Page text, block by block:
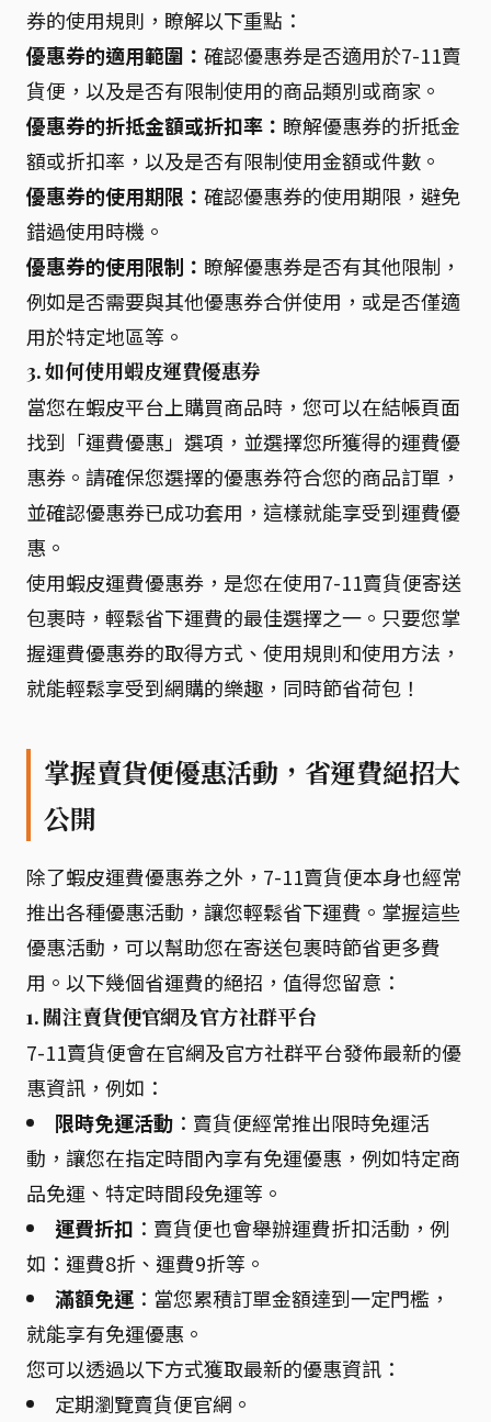
券的使用規則，瞭解以下重點：
優惠券的適用範圍： 確認優惠券是否適用於7-11賣
貨便，以及是否有限制使用的商品類別或商家。
優惠券的折抵金額或折扣率： 瞭解優惠券的折抵金
額或折扣率，以及是否有限制使用金額或件數。
優惠券的使用期限： 確認優惠券的使用期限，避免
錯過使用時機。
優惠券的使用限制： 瞭解優惠券是否有其他限制，
例如是否需要與其他優惠券合併使用，或是否僅適
用於特定地區等。
3. 如何使用蝦皮運費優惠券
當您在蝦皮平台上購買商品時，您可以在結帳頁面
找到「運費優惠」選項，並選擇您所獲得的運費優
惠券。請確保您選擇的優惠券符合您的商品訂單，
並確認優惠券已成功套用，這樣就能享受到運費優
惠。
使用蝦皮運費優惠券，是您在使用7-11賣貨便寄送
包裹時，輕鬆省下運費的最佳選擇之一。只要您掌
握運費優惠券的取得方式、使用規則和使用方法，
就能輕鬆享受到網購的樂趣，同時節省荷包！
掌握賣貨便優惠活動，省運費絕招大
公開
除了蝦皮運費優惠券之外，7-11賣貨便本身也經常
推出各種優惠活動，讓您輕鬆省下運費。掌握這些
優惠活動，可以幫助您在寄送包裹時節省更多費
用。以下幾個省運費的絕招，值得您留意：
1. 關注賣貨便官網及官方社群平台
7-11賣貨便會在官網及官方社群平台發佈最新的優
惠資訊，例如：
限時免運活動 ：賣貨便經常推出限時免運活
動，讓您在指定時間內享有免運優惠，例如特定商
品免運、特定時間段免運等。
運費折扣 ：賣貨便也會舉辦運費折扣活動，例
如：運費8折、運費9折等。
滿額免運 ：當您累積訂單金額達到一定門檻，
就能享有免運優惠。
您可以透過以下方式獲取最新的優惠資訊：
定期瀏覽賣貨便官網。